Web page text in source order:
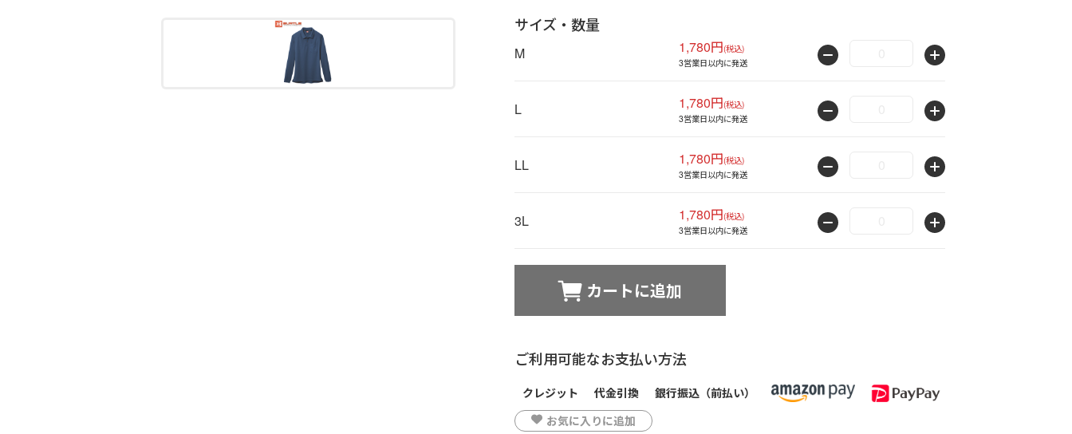
サイズ・数量
M 1,780円(税込)
3営業日以内に発送
L 1,780円(税込)
3営業日以内に発送
LL 1,780円(税込)
3営業日以内に発送
3L 1,780円(税込)
3営業日以内に発送
カートに追加
お気に入りに追加
ご利用可能なお支払い方法
クレジット 代金引換 銀行振込（前払い）